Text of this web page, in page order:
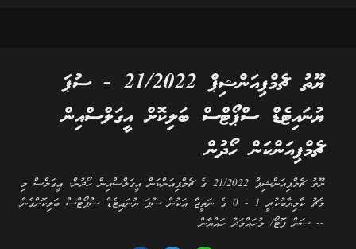
ޔޫތު ޗެމްޕިއަންޝިޕް 21/2022 - ސުޕަ
ޔުނައިޓެޑް ސްޕޯޓްސް ބަލިކޮށް އީގަލްސްއިން
ޗެމްޕިއަންކަން ހޯދުން
ޔޫތު ޗެމްޕިއަންޝިޕް 21/2022 ގެ ޗެމްޕިއަންކަން އީގަލްސްއިން ހޯދުން. އީގަލްސް މި
މެޗު ކާމިޔާބުކުރީ 1 - 0 ގެ ނަތީޖާ އަކުން ސުޕަ ޔުނައިޓެޑް ސްޕޯޓްސް ބަލިކޮށްގެން
-- ސަން ފޮޓޯ/ މުހައްމަދު ހައްޔާން